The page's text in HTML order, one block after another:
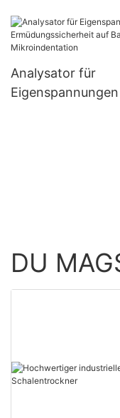
und die
Hersteller |
Analysator für
DU